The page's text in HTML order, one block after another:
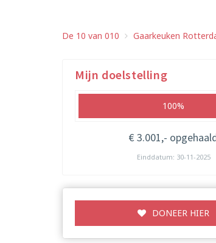
De 10 van 010 Gaarkeuken
Mijn doelstelling
100%
€ 3.001,-
Einddatum: 30-11-2025
DONEER HIER